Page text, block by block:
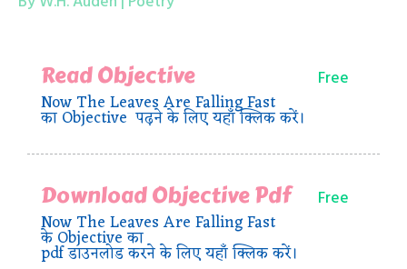
Read Objective
Now The Leaves Are Falling Fast
का Objective पढ़ने के लिए यहाँ क्लिक करें।
Free
Download Objective Pdf
Now The Leaves Are Falling Fast
के Objective का
pdf डाउनलोड करने के लिए यहाँ क्लिक करें।
Free